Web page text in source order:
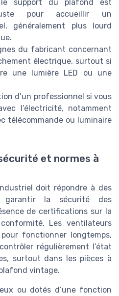
le support du plafond est
pour accueillir un
généralement plus lourd
du fabricant concernant
électrique, surtout si
une lumière LED ou une
d’un professionnel si vous
l’électricité, notamment
télécommande ou luminaire
et normes à
doit répondre à des
garantir la sécurité des
de certifications sur la
Les ventilateurs
fonctionner longtemps,
régulièrement l’état
surtout dans les pièces à
vintage.
ou dotés d’une fonction